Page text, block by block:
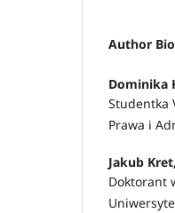
Author
Dominika
Studentka
Prawa i
Jakub Kret,
Doktorant